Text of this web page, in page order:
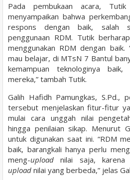
Pada pembukaan acara, Tutik
menyampaikan bahwa
respons dengan baik, salah
penggunaan RDM. Tutik
menggunakan RDM dengan baik.
mau belajar, di MTsN 7 Bantul
kemampuan teknologinya
mereka,” tambah Tutik.
Galih Hafidh Pamungkas, S.Pd.,
tersebut menjelaskan fitur-fitur
mulai cara unggah nilai
hingga penilaian sikap. Menurut
untuk digunakan saat ini. “RDM
baik, barangkali hanya perlu
meng-upload nilai saja,
upload nilai yang berbeda,” jelas